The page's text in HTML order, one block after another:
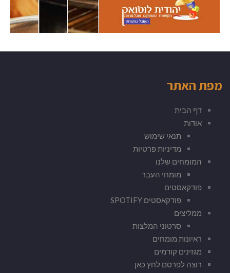
מפת האתר
דף הבית
אודות
תנאי שימוש
מדיניות פרטיות
המומחים שלנו
מומחי העבר
פודקאסטים
פודקאסטים SPOTIFY
ממליצים
סרטוני המלצות
ראיונות מומחים
מגזינים קודמים
רוצה לפרסם לחץ כאן